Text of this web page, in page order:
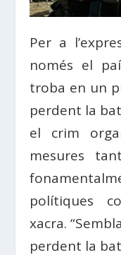
Per a
només el
troba en un
perdent la
el crim
mesures
polítiques
xacra.
perdent la